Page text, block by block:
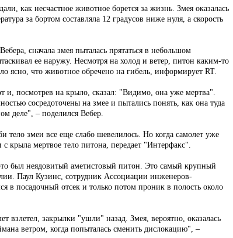
как несчастное животное борется за жизнь. Змея оказалась
за бортом составляла 12 градусов ниже нуля, а скорость
сначала змея пыталась прятаться в небольшом
ее наружу. Несмотря на холод и ветер, питон каким-то
ясно, что животное обречено на гибель, информирует RT.
и, посмотрев на крыло, сказал: "Видимо, она уже мертва".
сосредоточены на змее и пытались понять, как она туда
деле", – поделился Вебер.
змеи все еще слабо шевелилось. Но когда самолет уже
крыла мертвое тело питона, передает "Интерфакс".
был неядовитый аметистовый питон. Это самый крупный
Паул Кузинс, сотрудник Ассоциации инженеров-
в посадочный отсек и только потом проник в полость около
взлетел, закрылки "ушли" назад. Змея, вероятно, оказалась
ветром, когда попыталась сменить дислокацию", –